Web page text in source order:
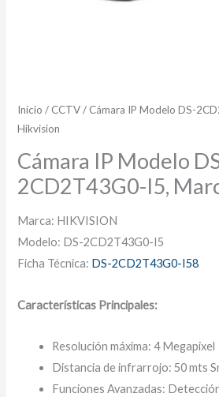
Inicio / CCTV/ Cámara IP Modelo DS-
Hikvision
Cámara IP Modelo
2CD2T43G0-I5,
Marca: HIKVISION
Modelo: DS-2CD2T43G0-I5
Ficha Técnica: DS-2CD2T43G0-I58
Características Principales:
Resolución máxima: 4 Megapixel
Distancia de infrarrojo: 50 mts
​Funciones Avanzadas: